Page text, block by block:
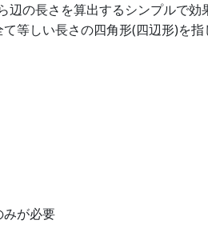
辺の長さを算出するシンプルで
等しい長さの四角形(四辺形)を指
みが必要